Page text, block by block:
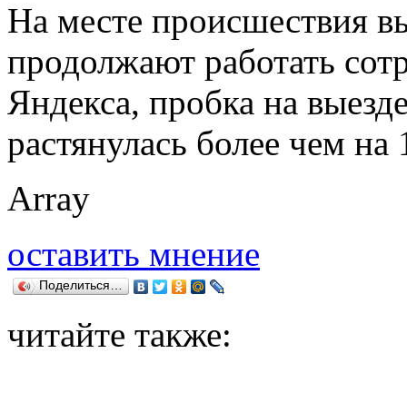
На месте происшествия
продолжают работать
Яндекса, пробка на
растянулась более чем
Array
оставить мнение
Поделиться…
читайте также: